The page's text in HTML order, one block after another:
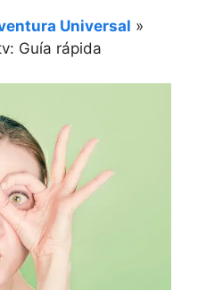
Universal »
Guía rápida